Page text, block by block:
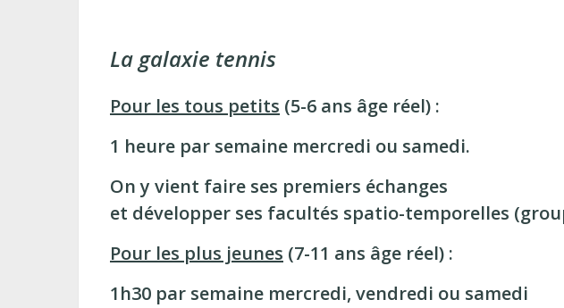
La galaxie tennis
Pour les tous petits (5-6 ans âge réel) :
1 heure par semaine mercredi ou samedi.
On y vient faire ses premiers échanges
et développer ses facultés spatio-temporelles
Pour les plus jeunes (7-11 ans âge réel) :
1h30 par semaine mercredi, vendredi ou samedi